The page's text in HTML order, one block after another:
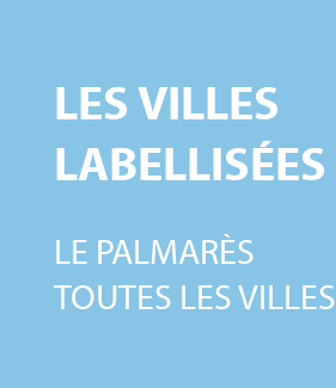
LES VILLES
LABELLISÉES
LE PALMARÈS
TOUTES LES VILLES